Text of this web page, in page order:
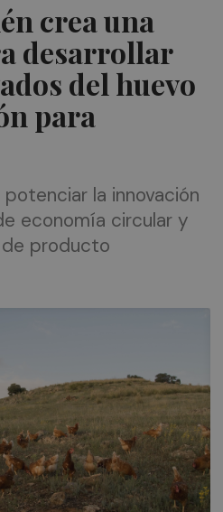
crea una
desarrollar
del huevo
para
la innovación
economía circular y
producto